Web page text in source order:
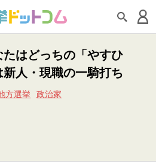
はどっちの「やすひ
人・現職の一騎打ち
方選挙
政治家